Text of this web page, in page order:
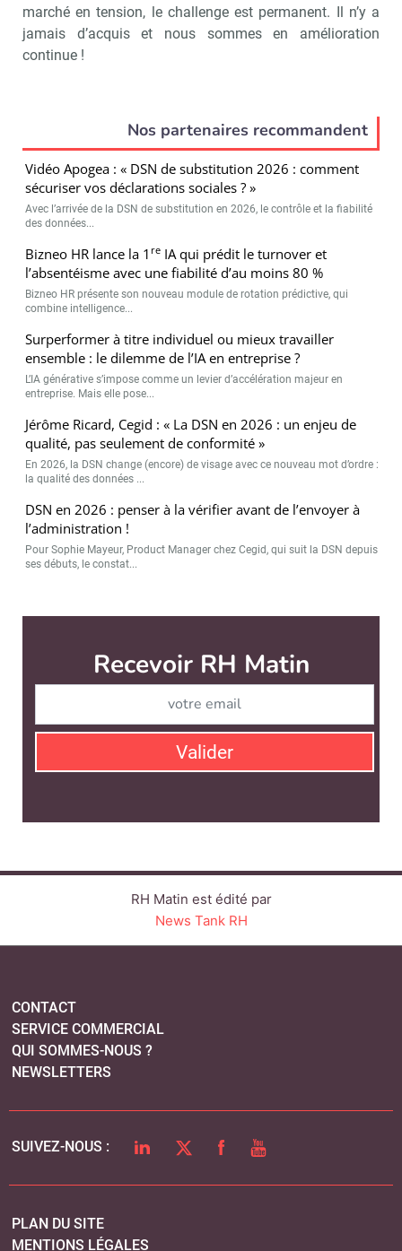
marché en tension, le challenge est permanent. Il n’y a
jamais d’acquis et nous sommes en amélioration
continue !
Nos partenaires recommandent
Vidéo Apogea : « DSN de substitution 2026 : comment
sécuriser vos déclarations sociales ? »
Avec l’arrivée de la DSN de substitution en 2026, le contrôle et la fiabilité
des données...
Bizneo HR lance la 1 re IA qui prédit le turnover et
l’absentéisme avec une fiabilité d’au moins 80 %
Bizneo HR présente son nouveau module de rotation prédictive, qui
combine intelligence...
Surperformer à titre individuel ou mieux travailler
ensemble : le dilemme de l’IA en entreprise ?
L’IA générative s’impose comme un levier d’accélération majeur en
entreprise. Mais elle pose...
Jérôme Ricard, Cegid : « La DSN en 2026 : un enjeu de
qualité, pas seulement de conformité »
En 2026, la DSN change (encore) de visage avec ce nouveau mot d’ordre :
la qualité des données ...
DSN en 2026 : penser à la vérifier avant de l’envoyer à
l’administration !
Pour Sophie Mayeur, Product Manager chez Cegid, qui suit la DSN depuis
ses débuts, le constat...
RH Matin est édité par
QUI SOMMES-NOUS ?
LINKEDINTWITTERFACEBOOK
MENTIONS LÉGALES
POLITIQUE DE CONFIDENTIALITÉ
COOKIES